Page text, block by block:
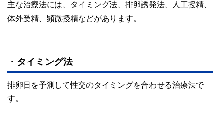
主な治療法には、タイミング法、排卵誘発法、人工授精、
体外受精、顕微授精などがあります。
・タイミング法
排卵日を予測して性交のタイミングを合わせる治療法で
す。